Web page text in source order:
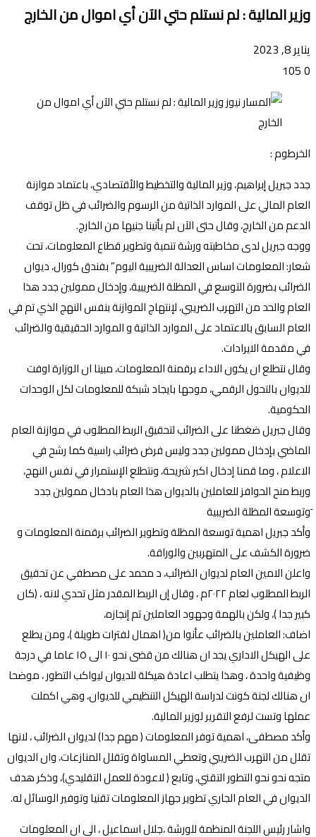
وزير المالية : لم نستلم حتي الآن أي اموال من الخارج
يناير 8, 2023
0
الخرطوم :
جدد جبريل إبراهيم، وزير المالية والتخطيط والأقتصادي، باعتماد موازنة
العام المالي على الموارد الذاتية من الرسوم والضرائب في ظل توقف
الدعم من الخارج، وقال حتى الآن لم يأتينا جنيها من الخارج.
ووجه جبريل لدى مخاطبته ورشة تنمية وتطوير قطاع المعلومات، تحت
شعار: المعلومات اساس العدالة الضريبية اليوم” بفندق كورال، ديوان
الضرائب بضرورة التوسع في المظلة الضريبية، وإدخال ممولين جدد هذا
العام والحد من التهرب الضريبي، لإنتهاج الموازنة بنفس النهج الذي تم في
العام السابق بالاعتماد على الموارد الذاتية و الموارد الحقيقية والضرائب
في مقدمة الايرادات.
وقال نتطلع ان يكون الاداء برقمنة المعلومات، مبينا ان الوزارة اوفت
للديوان بالتحول الرقمي، موجها بايجاد شبكة للمعلومات لكل الوحدات
الحكومية.
وقال جبريل ضغطنا على الضرائب لتحقيق الربط المطلوب في موازنة العام
الماضي بإدخال ممولين جدد وليس فرض ضرائب راسية كما رشح في
الاعلام ، وما قمنا إدخال اكبر شريحة، ونتطلع الإستمرار في نفس النهج،
وربط منح الحوافز للعاملين بالديوان هذا العام بادخال ممولين جدد
َوتوسعة المظلة الضريبية
وأكد جبريل اهمية توسعة المظلة وتطوير الضرائب برقمنة المعلومات و
ضرورة الكشف على المتهربين والوراقة.
واعلن الامين العام لديوان الضرائب، د محمد على مصطفي عن تحقيق
الربط المطلوب لعام ٢٠٢٢م ، وقال إن الربط المقدر مثل تحدي لانه ، (كان
كبير جدا )، ولكن بالهمة وجهود العاملين تم إنجازه،
اضاف: العاملين بالضرائب عأنوا من( اهمال لفترات طويلة )، ومن يطلع
على الهيكل الاداري يجد ان هنالك من قضى نحو ١٠ الى ١٥ عاما في درجة
وظيفية واحدة ، وهذا يتطلب اعادة هيكلة للديوان ليواكب التطور ، موضحا
ان هنالك لجنة كونت لدراسة الهيكل التنظيمي للديوان، وهي اكملت
عملها وتست لرفع التقرير لوزير المالية.
وأكد مصطفى، اهمية توفر المعلومات ( مهم جدا) لديوان الضرائب ، لانها
تقلل من التهرب الضريبي وتعطي المساواة وتقلل المنازعات، وان الديوان
متجه نحو نحو التطور التقني، وتابع ( لاعودة للعمل التقليدي)، وذكر هدف
الديوان في العام الجاري تطوير جهاز المعلومات تقنيا وتوفير الوسائل له.
واشار رئيس اللجنة المنظمة للورشة ،جلال اسماعيل ، الى ان المعلومات